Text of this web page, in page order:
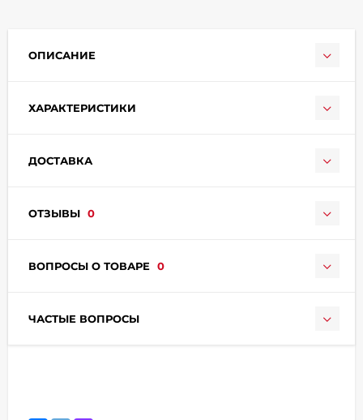
ОПИСАНИЕ
ХАРАКТЕРИСТИКИ
ДОСТАВКА
ОТЗЫВЫ 0
ВОПРОСЫ О ТОВАРЕ 0
ЧАСТЫЕ ВОПРОСЫ
раз в 2 недели